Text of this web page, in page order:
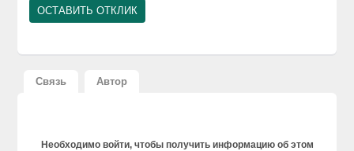
Связь Автор
Необходимо войти, чтобы получить информацию об этом